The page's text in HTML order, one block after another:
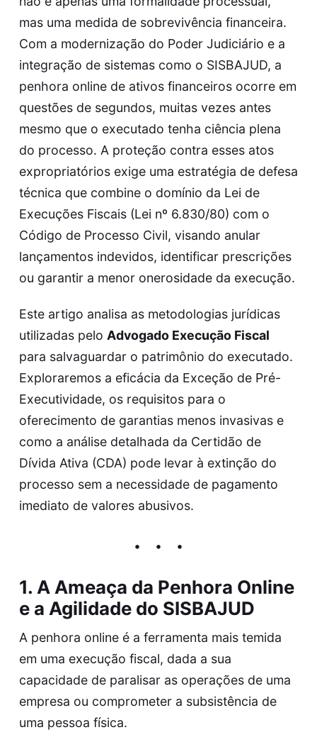
mas uma medida de sobrevivência financeira.
Com a modernização do Poder Judiciário e a
integração de sistemas como o SISBAJUD, a
penhora online de ativos financeiros ocorre em
questões de segundos, muitas vezes antes
mesmo que o executado tenha ciência plena
do processo. A proteção contra esses atos
expropriatórios exige uma estratégia de defesa
técnica que combine o domínio da Lei de
Execuções Fiscais (Lei nº 6.830/80) com o
Código de Processo Civil, visando anular
lançamentos indevidos, identificar prescrições
ou garantir a menor onerosidade da execução.
Este artigo analisa as metodologias jurídicas
utilizadas pelo Advogado Execução Fiscal
para salvaguardar o patrimônio do executado.
Exploraremos a eficácia da Exceção de Pré-
Executividade, os requisitos para o
oferecimento de garantias menos invasivas e
como a análise detalhada da Certidão de
Dívida Ativa (CDA) pode levar à extinção do
processo sem a necessidade de pagamento
imediato de valores abusivos.
1. A Ameaça da Penhora Online
e a Agilidade do SISBAJUD
A penhora online é a ferramenta mais temida
em uma execução fiscal, dada a sua
capacidade de paralisar as operações de uma
empresa ou comprometer a subsistência de
uma pessoa física.